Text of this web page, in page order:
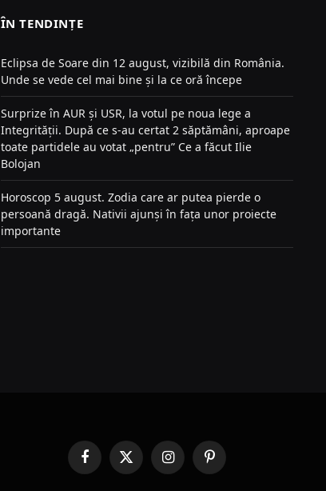
ÎN TENDINȚE
Eclipsa de Soare din 12 august, vizibilă din România.
Unde se vede cel mai bine și la ce oră începe
Surprize în AUR și USR, la votul pe noua lege a
Integrității. După ce s-au certat 2 săptămâni, aproape
toate partidele au votat „pentru” Ce a făcut Ilie
Bolojan
Horoscop 5 august. Zodia care ar putea pierde o
persoană dragă. Nativii ajunși în fața unor proiecte
importante
FacebookX
(Twitter)
InstagramPinterest